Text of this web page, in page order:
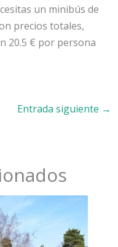
un minibús de
precios totales,
20.5 € por persona
Entrada siguiente →